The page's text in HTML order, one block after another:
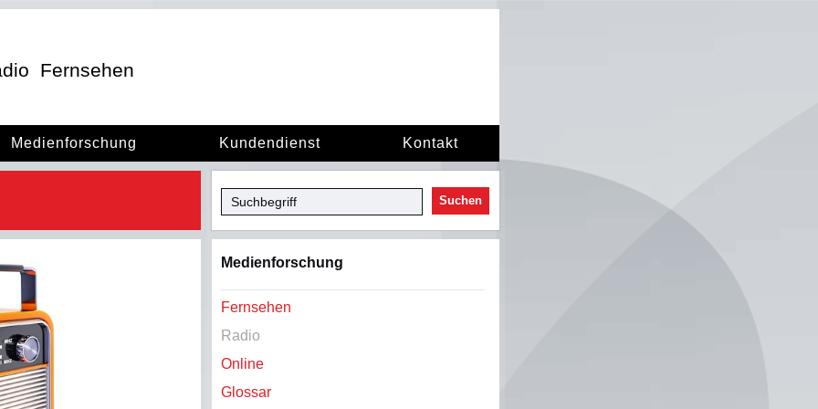
Fernsehen
Medienforschung Kundendienst Kontakt
Suchen
Medienforschung
Fernsehen
Radio
Online
Glossar